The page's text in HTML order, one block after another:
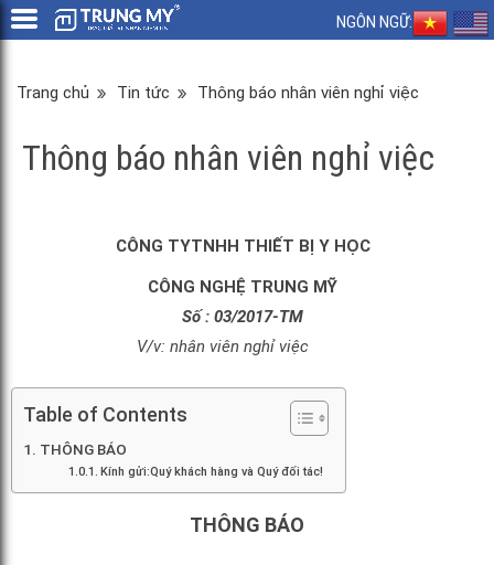
NGÔN NGỮ:
Trang chủ Tin tức Thông báo nhân viên nghỉ việc
Thông báo nhân viên nghỉ việc
CÔNG TYTNHH THIẾT BỊ Y HỌC
CÔNG NGHỆ TRUNG MỸ
Số : 03/2017-TM
V/v: nhân viên nghỉ việc
Table of Contents
THÔNG BÁO
Kính gửi:Quý khách hàng và Quý đối tác!
THÔNG BÁO